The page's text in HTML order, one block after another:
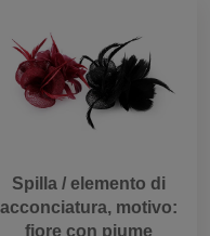
Spilla / elemento di
acconciatura, motivo:
fiore con piume